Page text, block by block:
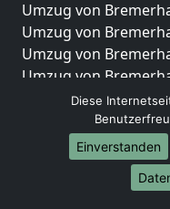
Umzug von
Umzug von
Umzug von
Umzug von
Umzug von
Umzug von
Umzug von
Umzug von
Umzug von
Diese
Einverstanden